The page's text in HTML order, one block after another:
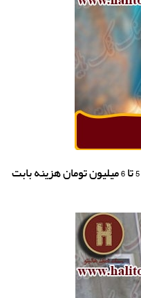
اگر شما یک اتاق 12 متری را در نظر بگیرید این اتاق با متراز گفته شده حدودا 5 تا 6 میلیون تومان هزینه بابت